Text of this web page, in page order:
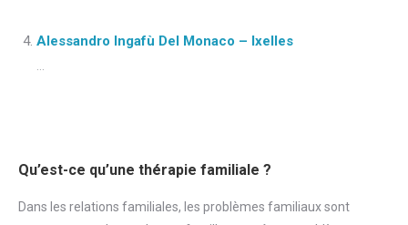
Alessandro Ingafù Del Monaco – Ixelles
...
Qu’est-ce qu’une thérapie familiale ?
Dans les relations familiales, les problèmes familiaux sont